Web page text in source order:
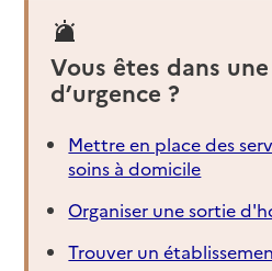
Vous êtes dans
d’urgence ?
Mettre en place des
soins à domicile
Organiser une sortie
Trouver un